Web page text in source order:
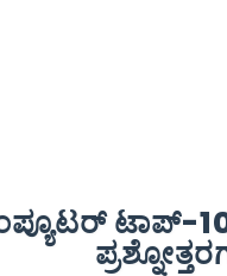
ಟಾಪ್-